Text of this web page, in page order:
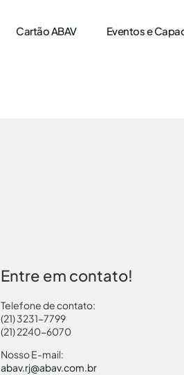
Cartão ABAV Eventos e
Entre em contato!
Telefone de contato:
(21) 3231-7799
(21) 2240-6070
Nosso E-mail:
abav.rj@abav.com.br